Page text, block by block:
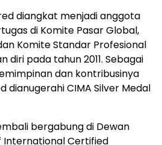
diangkat menjadi anggota
di Komite Pasar Global,
Komite Standar Profesional
diri pada tahun 2011. Sebagai
dan kontribusinya
dianugerahi CIMA Silver Medal
bergabung di Dewan
International Certified